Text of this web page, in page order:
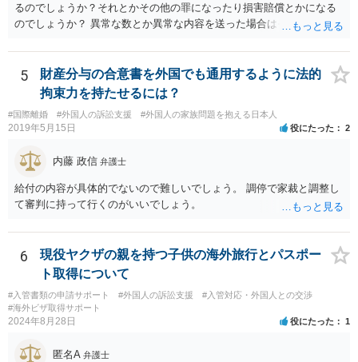
るのでしょうか？それとかその他の罪になったり損害賠償とかになる
のでしょうか？ 異常な数とか異常な内容を送った場合はそういうこと
ませんが、日本ではそうです。 しかし、現実には、あまりないかとは
思います。 お礼を送ったなら、もう伝っているでしょうから、今後
は、止めておけばよいでしょう。
5
財産分与の合意書を外国でも通用するように法的
拘束力を持たせるには？
#国際離婚 #外国人の訴訟支援 #外国人の家族問題を抱える日本人
2019年5月15日 役にたった 2
内藤 政信 弁護士
給付の内容が具体的でないので難しいでしょう。 調停で家裁と調整し
て審判に持って行くのがいいでしょう。
6
現役ヤクザの親を持つ子供の海外旅行とパスポー
ト取得について
#入管書類の申請サポート #外国人の訴訟支援
#入管対応・外国人との交渉
#海外ビザ取得サポート
2024年8月28日 役にたった 1
匿名A 弁護士